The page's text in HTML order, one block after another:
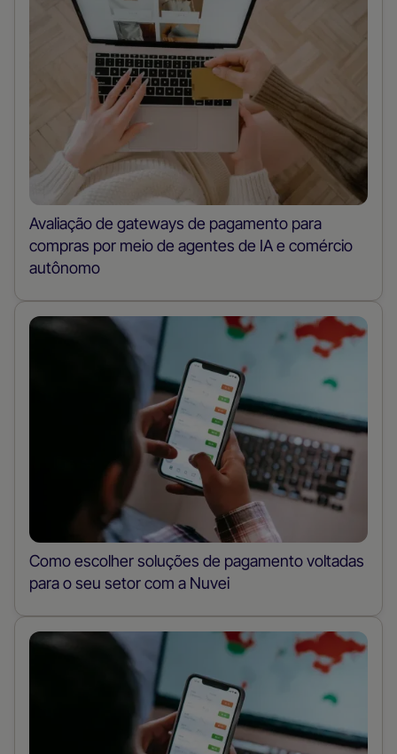
Avaliação de gateways de pagamento para
compras por meio de agentes de IA e comércio
autônomo
Como escolher soluções de pagamento voltadas
para o seu setor com a Nuvei